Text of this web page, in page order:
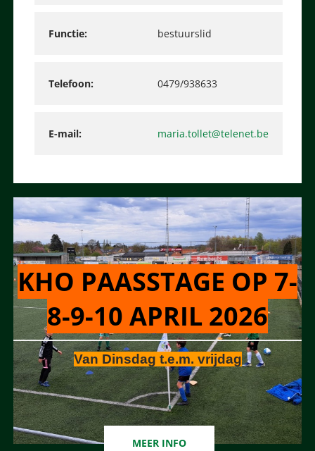
Functie bestuurslid
Telefoon 0479/938633
E-mail maria.tollet@telenet.be
KHO PAASSTAGE OP 7-
8-9-10 APRIL 2026
Van Dinsdag t.e.m. vrijdag
MEER INFO